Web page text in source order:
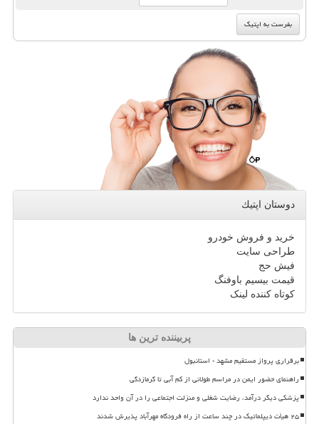
دوستان اپتیك
خرید و فروش خودرو
طراحی سایت
فیش حج
قیمت بیسیم باوفنگ
کوتاه کننده لینک
پربیننده ترین ها
برقراری پرواز مستقیم مشهد - استانبول
راهنمای حضور ایمن در مراسم طولانی از کم آبی تا گرمازدگی
پزشکی دیگر درآمد، رضایت شغلی و منزلت اجتماعی را در آن واحد ندارد
۲۵ هیأت دیپلماتیک در چند ساعت از راه فرودگاه مهرآباد پذیرش شدند